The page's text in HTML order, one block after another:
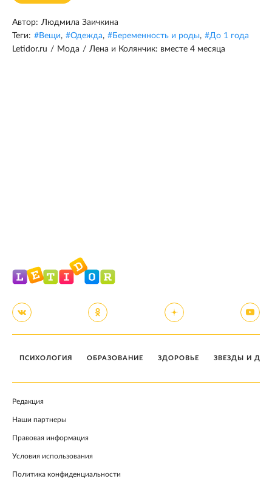
Автор: Людмила Заичкина
Теги: #Вещи, #Одежда, #Беременность и роды, #До 1 года
Letidor.ru / Мода / Лена и Колянчик: вместе 4 месяца
ПСИХОЛОГИЯ ОБРАЗОВАНИЕ ЗДОРОВЬЕ ЗВЕЗДЫ И
Редакция
Наши партнеры
Правовая информация
Условия использования
Политика конфиденциальности